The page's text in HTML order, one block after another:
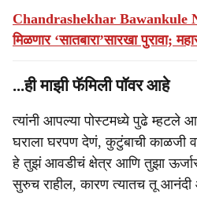
Chandrashekhar Bawankule
मिळणार ‘सातबारा’सारखा पुरावा;
...ही माझी फॅमिली पॉवर आहे
त्यांनी आपल्या पोस्टमध्ये पुढे म्हटले
घराला घरपण देणं, कुटुंबाची काळजी
हे तुझं आवडीचं क्षेत्र आणि तुझा
सुरुच राहील, कारण त्यातच तू आनंदी